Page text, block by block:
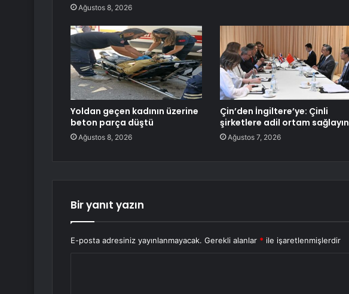
Ağustos 8, 2026
Yoldan geçen kadının üzerine
beton parça düştü
Ağustos 8, 2026
Çin’den İngiltere’ye: Çinli
şirketlere adil ortam sağlayın
Ağustos 7, 2026
Bir yanıt yazın
E-posta adresiniz yayınlanmayacak. Gerekli alanlar * ile işaretlenmişlerdir